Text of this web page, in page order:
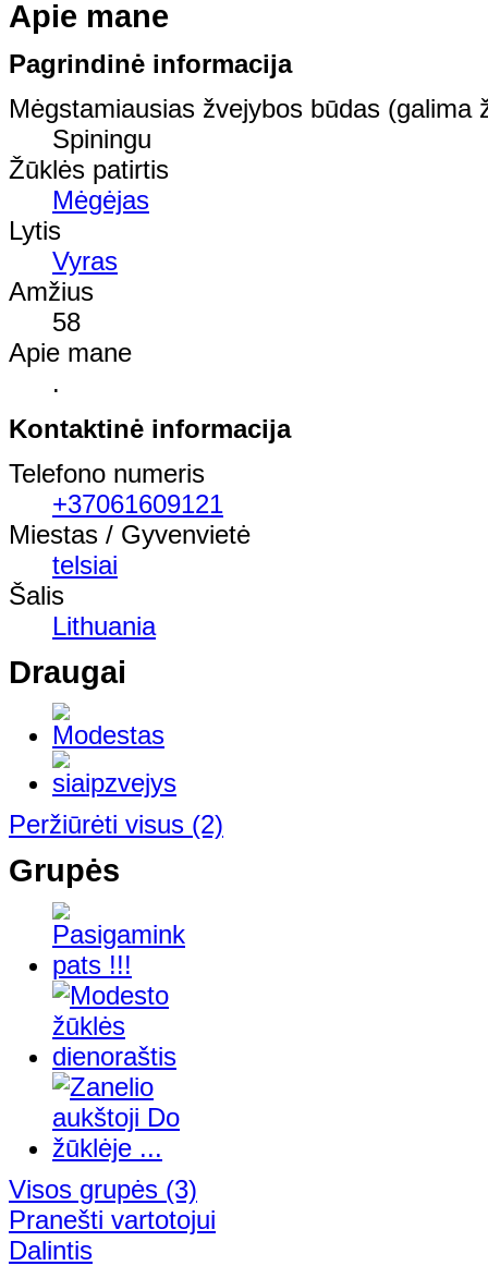
Apie mane
Pagrindinė informacija
Mėgstamiausias žvejybos būdas (galima
Spiningu
Žūklės patirtis
Mėgėjas
Lytis
Vyras
Amžius
58
Apie mane
.
Kontaktinė informacija
Telefono numeris
+37061609121
Miestas / Gyvenvietė
telsiai
Šalis
Lithuania
Draugai
Peržiūrėti visus (2)
Grupės
Visos grupės (3)
Pranešti vartotojui
Dalintis